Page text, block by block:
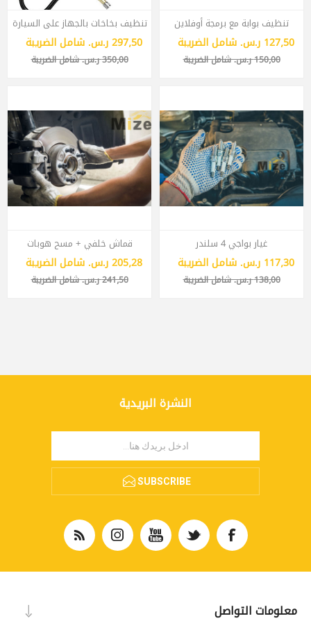
تنظيف بوابة مع برمجة أوفلاين
127٫50 ر.س.‏ شامل الضريبة
150٫00 ر.س.‏ شامل الضريبة
تنظيف بخاخات بالجهاز على السيارة
297٫50 ر.س.‏ شامل الضريبة
350٫00 ر.س.‏ شامل الضريبة
غيار بواجي 4 سلندر
117٫30 ر.س.‏ شامل الضريبة
138٫00 ر.س.‏ شامل الضريبة
قماش خلفي + مسح هوبات
205٫28 ر.س.‏ شامل الضريبة
241٫50 ر.س.‏ شامل الضريبة
النشرة البريدية
SUBSCRIBE
معلومات التواصل